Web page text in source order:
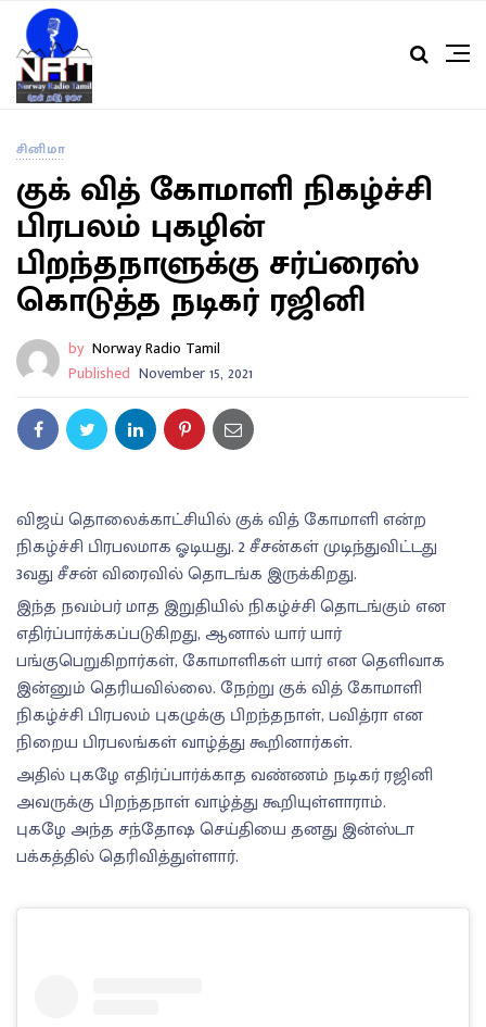
சினிமா
குக் வித் கோமாளி நிகழ்ச்சி
பிரபலம் புகழின்
பிறந்தநாளுக்கு சர்ப்ரைஸ்
கொடுத்த நடிகர் ரஜினி
by Norway Radio Tamil
Published November 15, 2021
விஜய் தொலைக்காட்சியில் குக் வித் கோமாளி என்ற
நிகழ்ச்சி பிரபலமாக ஓடியது. 2 சீசன்கள் முடிந்துவிட்டது
3வது சீசன் விரைவில் தொடங்க இருக்கிறது.
இந்த நவம்பர் மாத இறுதியில் நிகழ்ச்சி தொடங்கும் என
எதிர்ப்பார்க்கப்படுகிறது, ஆனால் யார் யார்
பங்குபெறுகிறார்கள், கோமாளிகள் யார் என தெளிவாக
இன்னும் தெரியவில்லை. நேற்று குக் வித் கோமாளி
நிகழ்ச்சி பிரபலம் புகழுக்கு பிறந்தநாள், பவித்ரா என
நிறைய பிரபலங்கள் வாழ்த்து கூறினார்கள்.
அதில் புகழே எதிர்ப்பார்க்காத வண்ணம் நடிகர் ரஜினி
அவருக்கு பிறந்தநாள் வாழ்த்து கூறியுள்ளாராம்.
புகழே அந்த சந்தோஷ செய்தியை தனது இன்ஸ்டா
பக்கத்தில் தெரிவித்துள்ளார்.